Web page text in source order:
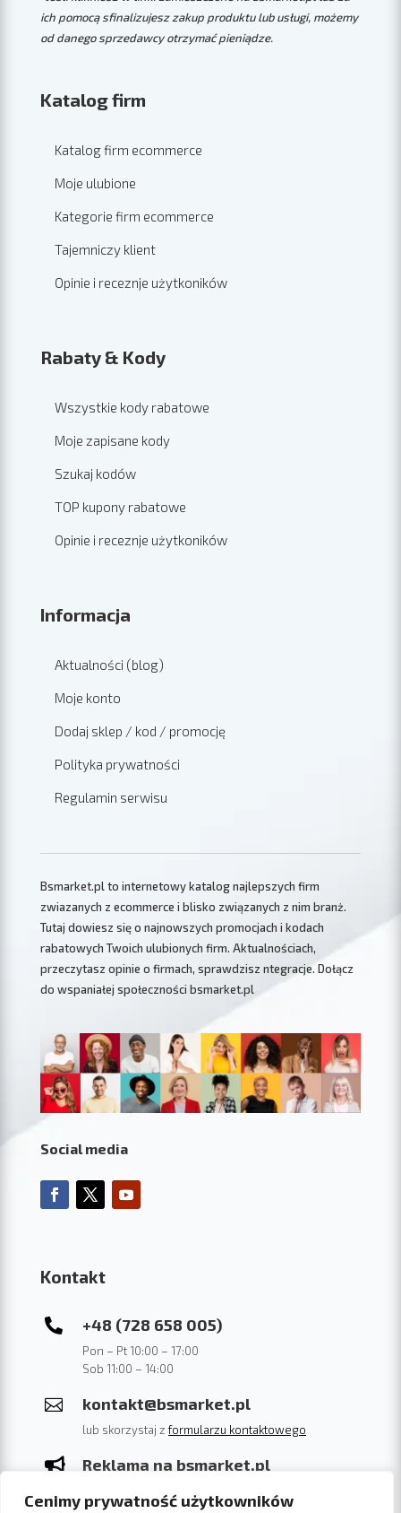
Cenimy prywatność użytkowników
ich pomocą sfinalizujesz zakup produktu lub usługi, możemy
od danego sprzedawcy otrzymać pieniądze.
Katalog firm
Katalog firm ecommerce
Moje ulubione
Kategorie firm ecommerce
Tajemniczy klient
Opinie i receznje użytkoników
Rabaty & Kody
Wszystkie kody rabatowe
Moje zapisane kody
Szukaj kodów
TOP kupony rabatowe
Opinie i receznje użytkoników
Informacja
Aktualności (blog)
Moje konto
Dodaj sklep / kod / promocję
Polityka prywatności
Regulamin serwisu
Bsmarket.pl to internetowy katalog najlepszych firm
zwiazanych z ecommerce i blisko związanych z nim branż.
Tutaj dowiesz się o najnowszych promocjach i kodach
rabatowych Twoich ulubionych firm. Aktualnościach,
przeczytasz opinie o firmach, sprawdzisz ntegracje. Dołącz
do wspaniałej społeczności bsmarket.pl
Social media
Kontakt
 +48 (728 658 005)
Pon – Pt 10:00 – 17:00
Sob 11:00 – 14:00
 kontakt@bsmarket.pl
lub skorzystaj z formularzu kontaktowego
 Reklama na bsmarket.pl
Sprawdź cennik na 2022 rok. link.